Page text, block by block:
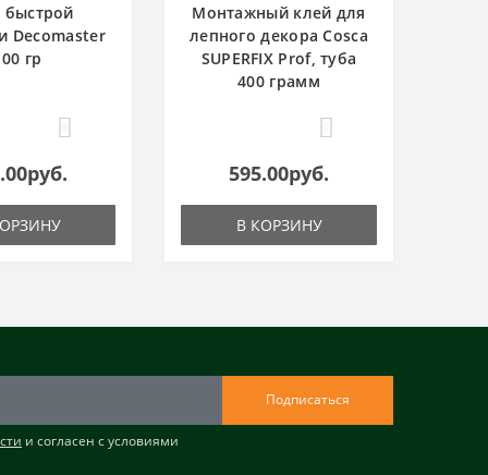
быстрой
Decomaster
гр
Монтажный клей для
лепного декора Cosca
SUPERFIX Prof, туба
400 грамм
595.00руб.
В КОРЗИНУ
Подписаться
и согласен с условиями